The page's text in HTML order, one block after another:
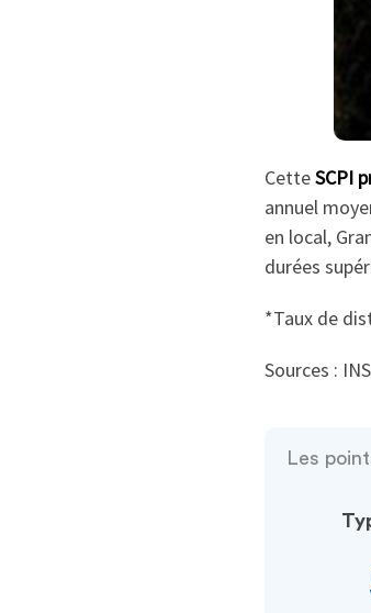
CetteSCPI
annuel
en local,
durées
*Taux de
Sources :
Les